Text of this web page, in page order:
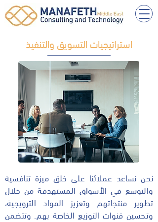
استراتيجيات التسويق والتنفيذ
نحن نساعد عملائنا على خلق ميزة تنافسية
والتوسع في الأسواق المستهدفة من خلال
تطوير منتجاتهم وتعزيز المواد الترويجية،
وتحسين قنوات التوزيع الخاصة بهم. وتتضمن